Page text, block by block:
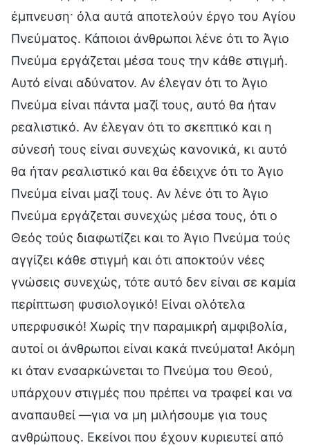
έμπνευση· όλα αυτά αποτελούν έργο του Αγίου
Πνεύματος. Κάποιοι άνθρωποι λένε ότι το Άγιο
Πνεύμα εργάζεται μέσα τους την κάθε στιγμή.
Αυτό είναι αδύνατον. Αν έλεγαν ότι το Άγιο
Πνεύμα είναι πάντα μαζί τους, αυτό θα ήταν
ρεαλιστικό. Αν έλεγαν ότι το σκεπτικό και η
σύνεσή τους είναι συνεχώς κανονικά, κι αυτό
θα ήταν ρεαλιστικό και θα έδειχνε ότι το Άγιο
Πνεύμα είναι μαζί τους. Αν λένε ότι το Άγιο
Πνεύμα εργάζεται συνεχώς μέσα τους, ότι ο
Θεός τούς διαφωτίζει και το Άγιο Πνεύμα τούς
αγγίζει κάθε στιγμή και ότι αποκτούν νέες
γνώσεις συνεχώς, τότε αυτό δεν είναι σε καμία
περίπτωση φυσιολογικό! Είναι ολότελα
υπερφυσικό! Χωρίς την παραμικρή αμφιβολία,
αυτοί οι άνθρωποι είναι κακά πνεύματα! Ακόμη
κι όταν ενσαρκώνεται το Πνεύμα του Θεού,
υπάρχουν στιγμές που πρέπει να τραφεί και να
αναπαυθεί —για να μη μιλήσουμε για τους
ανθρώπους. Εκείνοι που έχουν κυριευτεί από